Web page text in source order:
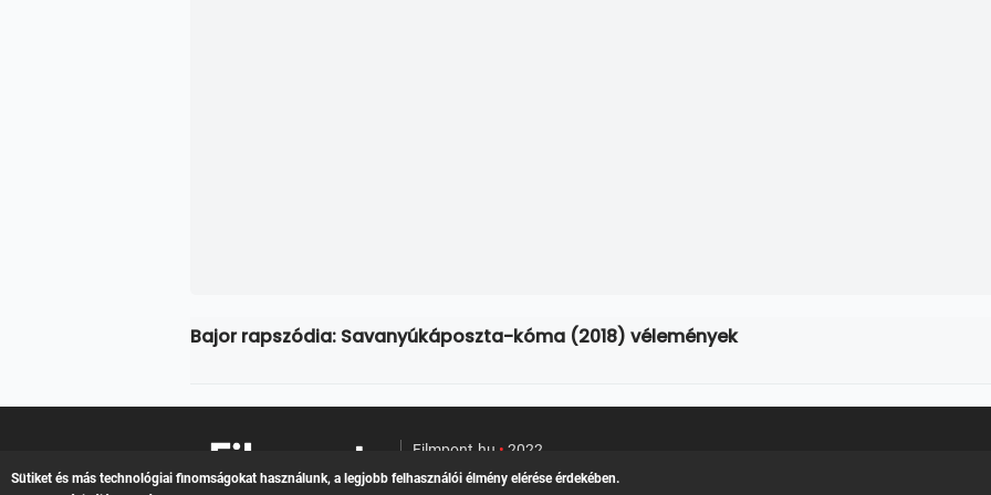
Bajor rapszódia: Savanyúkáposzta-kóma (2018) vélemények
Filmpont.hu • 2022
Online filmek teljes adatlapja
Sütiket és más technológiai finomságokat használunk, a legjobb felhasználói élmény elérése érdekében.